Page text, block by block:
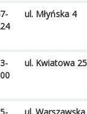
ul. Młyńska 4
ul. Kwiatowa 25